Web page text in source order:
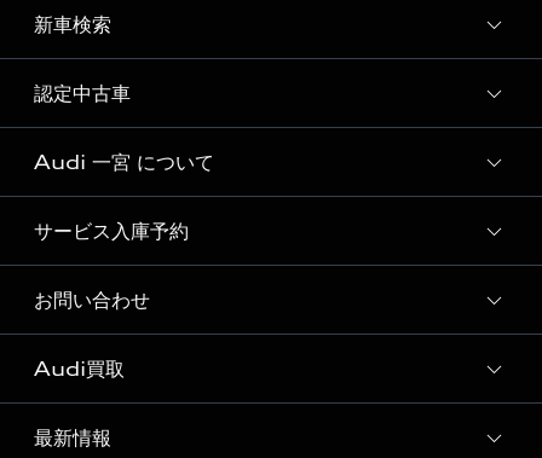
ディーラー独自イベント
試乗予約
試乗車一覧
展示車一覧
新車検索
新車検索
認定中古車
Audi認定中古車検索
Audi 一宮 について
Audi 一宮 店舗情報
Audi 一宮 認定中古車コーナー
Audi 一宮 運営会社概要
定期点検 / 車検 料金表
来店型オペレーション
サービス入庫予約
Audi 一宮 サービス入庫予約
お問い合わせ
各種お問い合わせ
Audi買取
Audi買取
最新情報